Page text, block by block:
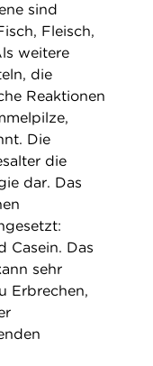
sind
Fleisch,
weitere
die
Reaktionen
Die
die
dar. Das
Casein. Das
sehr
Erbrechen,